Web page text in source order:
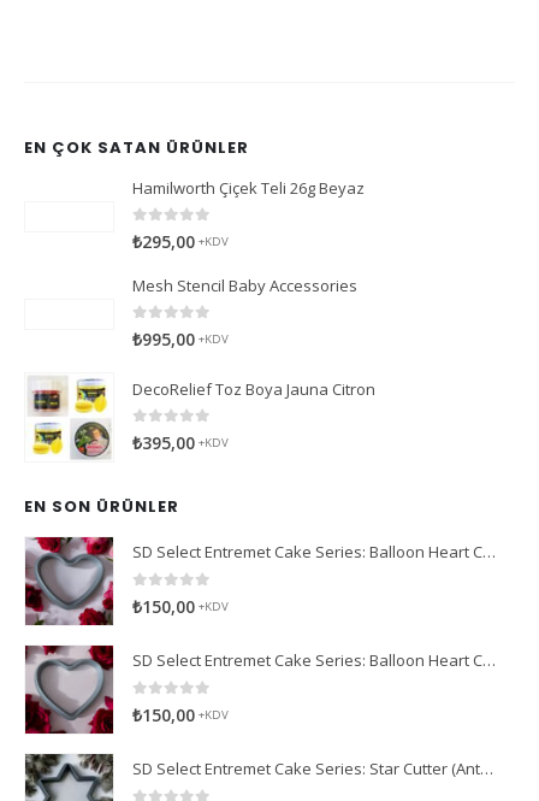
EN ÇOK SATAN ÜRÜNLER
Hamilworth Çiçek Teli 26g Beyaz
0 5 üzerinden
₺295,00 +KDV
Mesh Stencil Baby Accessories
0 5 üzerinden
₺995,00 +KDV
DecoRelief Toz Boya Jauna Citron
05 üzerinden
₺395,00 +KDV
EN SON ÜRÜNLER
SD Select Entremet Cake Series: Balloon Heart Cutter Small Cutter (Antreme Pasta Serisi: Balon Kalp Kesici)
0 5 üzerinden
₺150,00 +KDV
SD Select Entremet Cake Series: Balloon Heart Cutter Cutter (Antreme Pasta Serisi: Balon Kalp Kesici)
0
₺150,00 +KDV
SD Select Entremet Cake Series: Star Cutter (Antreme Pasta Serisi: Yıldız Kesici)